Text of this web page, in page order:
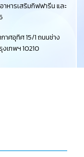
หารเสริมกิฟฟารีน และ
าศอุทิศ 15/1 ถนนช่าง
เทพฯ 10210